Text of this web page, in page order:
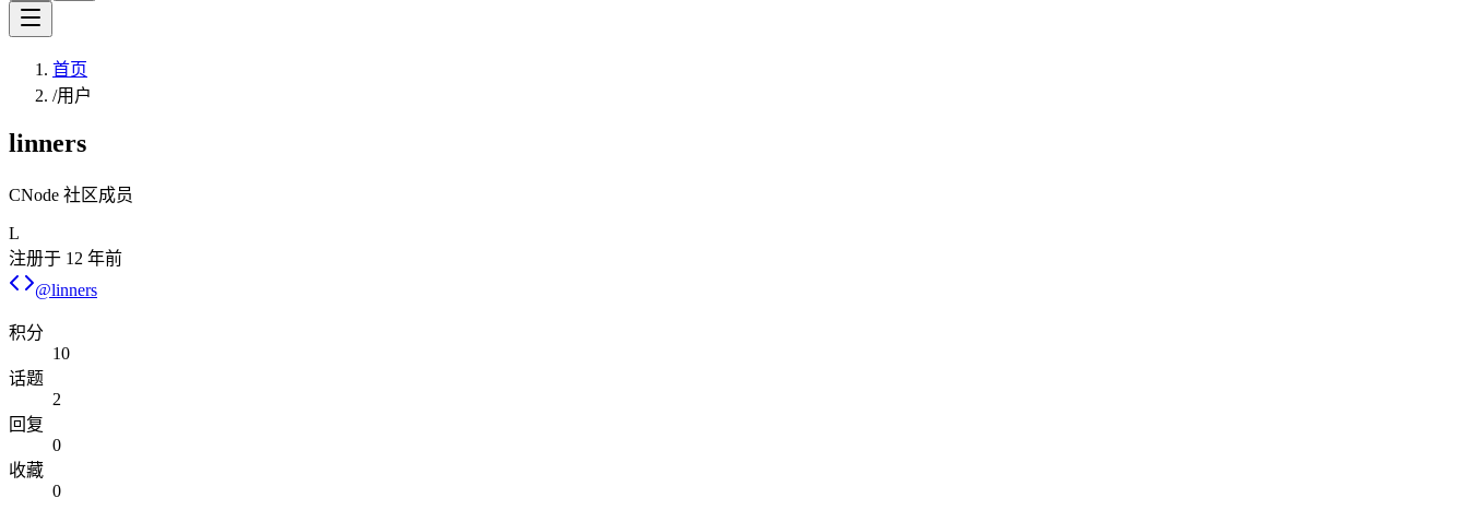
首页
/用户
linners
CNode 社区成员
L
注册于 12 年前
@linners
积分
10
话题
2
回复
0
收藏
0